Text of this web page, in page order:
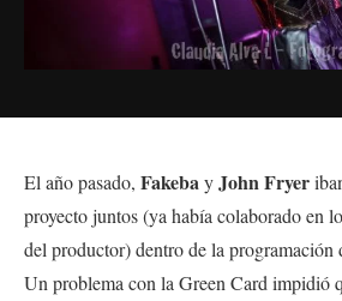
El año pasado, FakebayJohn Fryer
proyecto juntos (ya había colaborado en
del productor) dentro de la
Un problema con la Green Card impidió